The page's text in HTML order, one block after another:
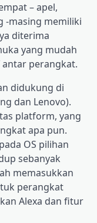
– apel,
-masing memiliki
diterima
yang mudah
perangkat.
didukung di
dan Lenovo).
platform, yang
apa pun.
OS pilihan
sebanyak
memasukkan
perangkat
Alexa dan fitur